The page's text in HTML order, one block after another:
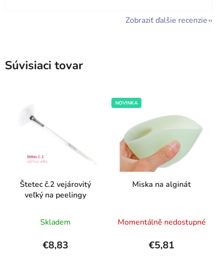
Zobraziť ďalšie recenzie
Súvisiaci tovar
Štetec č.2 vejárovitý
veľký na peelingy
hodnotenie
produktu
je
Skladem
€8,83
NOVINKA
Miska na alginát
hodnotenie
produktu
je
Momentálně nedostupné
€5,81